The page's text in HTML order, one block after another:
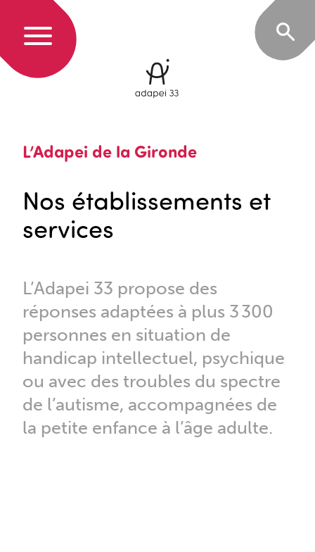
L’Adapei de la Gironde
Nos établissements et
services
L’Adapei 33 propose des
réponses adaptées à plus 3 300
personnes en situation de
handicap intellectuel, psychique
ou avec des troubles du spectre
de l’autisme, accompagnées de
la petite enfance à l’âge adulte.